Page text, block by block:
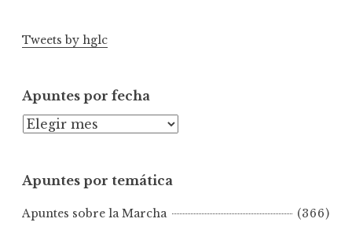
Tweets by hglc
Apuntes por fecha
A
n
e
Apuntes por temática
Apuntes sobre la Marcha
(366)